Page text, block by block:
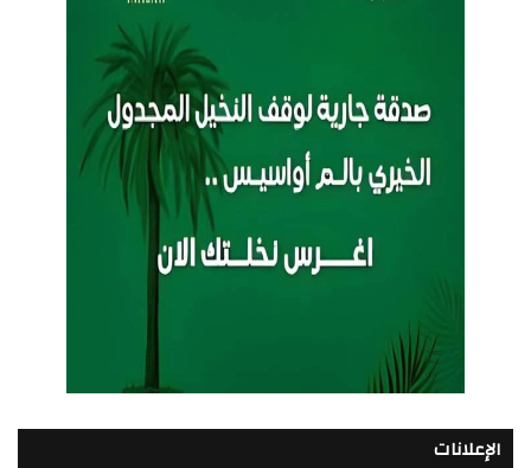
الإعلانات